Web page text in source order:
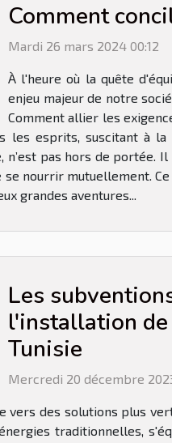
Comment
Mardi 26 mars 2024 00:12
À l'heure où la quête
enjeu majeur de notre
Comment allier les
les esprits, suscitant à
n’est pas hors de portée.
se nourrir mutuellement.
grandes aventures...
Les
l'installation de
Tunisie
Mercredi 20 décembre
vers des solutions plus
traditionnelles,